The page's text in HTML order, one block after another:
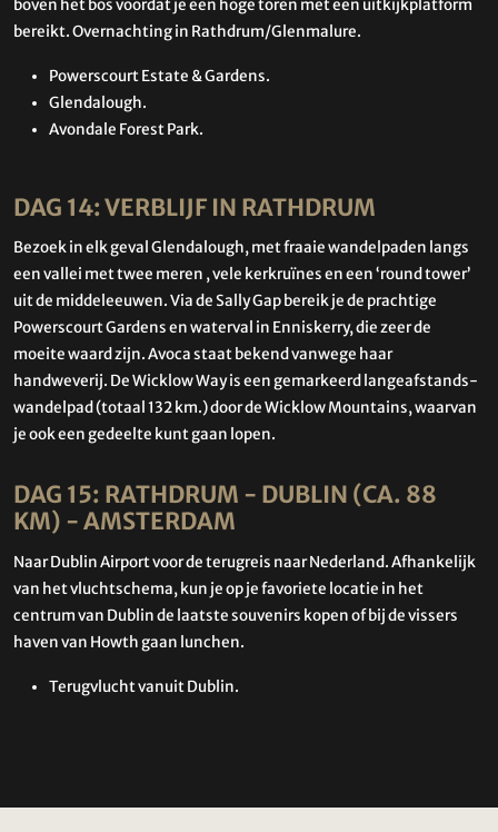
boven het bos voordat je een hoge toren met een uitkijkplatform
bereikt.Overnachting in Rathdrum/Glenmalure.
Powerscourt Estate & Gardens.
Glendalough.
Avondale Forest Park.
DAG 14: VERBLIJF IN RATHDRUM
Bezoek in elk geval Glendalough, met fraaie wandelpaden langs
een vallei met twee meren , vele kerkruïnes en een ‘round tower’
uit de middeleeuwen. Via de Sally Gap bereik je de prachtige
Powerscourt Gardens en waterval in Enniskerry, die zeer de
moeite waard zijn. Avoca staat bekend vanwege haar
handweverij. De Wicklow Way is een gemarkeerd langeafstands-
wandelpad (totaal 132 km.) door de Wicklow Mountains, waarvan
je ook een gedeelte kunt gaan lopen.
DAG 15: RATHDRUM - DUBLIN (CA. 88
KM) - AMSTERDAM
Naar Dublin Airport voor de terugreis naar Nederland. Afhankelijk
van het vluchtschema, kun je op je favoriete locatie in het
centrum van Dublin de laatste souvenirs kopen of bij de vissers
haven van Howth gaan lunchen.
Terugvlucht vanuit Dublin.